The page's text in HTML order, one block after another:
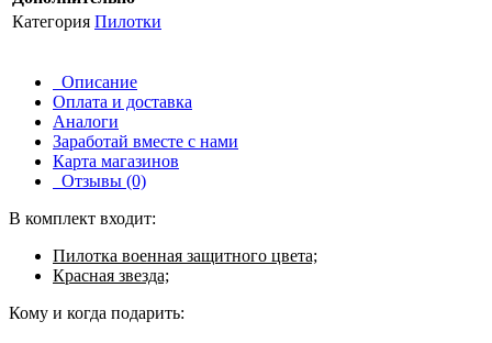
Категория Пилотки
Описание
Оплата и доставка
Аналоги
Заработай вместе с нами
Карта магазинов
Отзывы (0)
В комплект входит:
Пилотка военная защитного цвета;
Красная звезда;
Кому и когда подарить: